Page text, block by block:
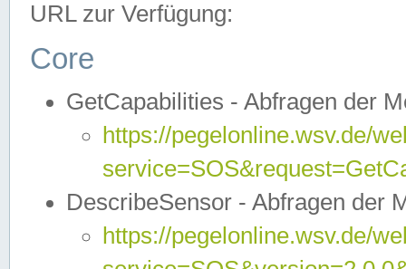
URL zur Verfügung:
Core
GetCapabilities - Abfragen der
https://pegelonline.wsv.de/
DescribeSensor - Abfragen der
https://pegelonline.wsv.de/